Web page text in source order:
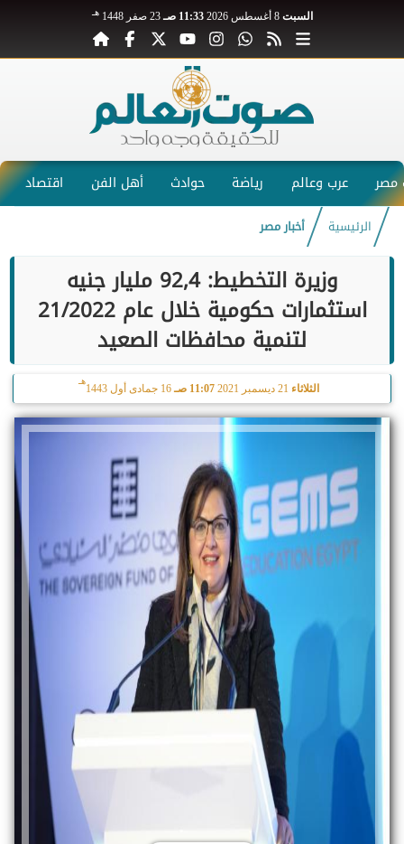
السبت 8 أغسطس 2026 11:33 صـ 23 صفر 1448 هـ
عرب وعالم رياضة حوادث أهل الفن اقتصاد
الرئيسية أخبار مصر
وزيرة التخطيط: 92,4 مليار جنيه
استثمارات حكومية خلال عام 21/2022
لتنمية محافظات الصعيد
الثلاثاء 11:07 صـ 16 جمادى أول 1443
هـ